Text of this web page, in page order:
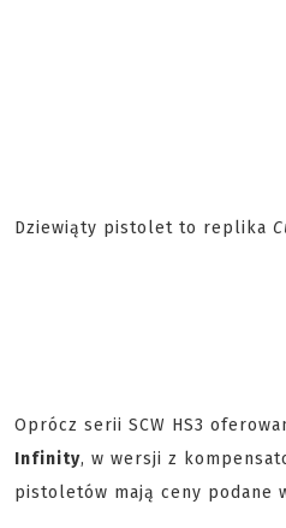
Dziewiąty pistolet to replika
Oprócz serii SCW HS3
Infinity, w wersji z
pistoletów mają ceny podane